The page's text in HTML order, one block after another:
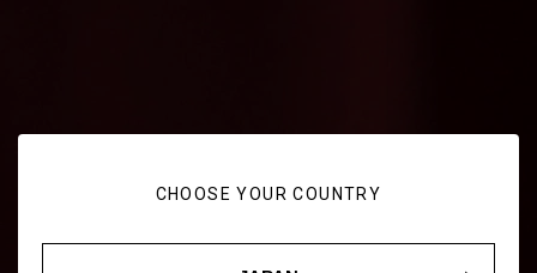
CHOOSE YOUR COUNTRY